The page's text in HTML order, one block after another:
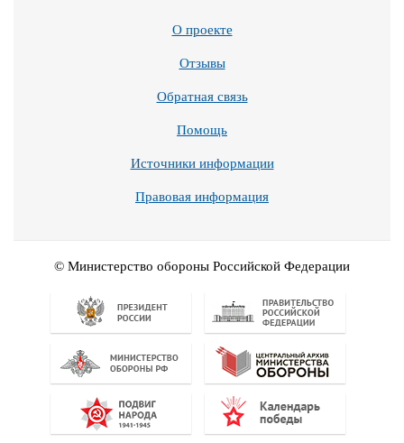
О проекте
Отзывы
Обратная связь
Помощь
Источники информации
Правовая информация
© Министерство обороны Российской Федерации